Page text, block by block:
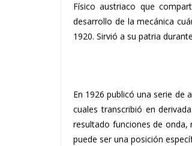
Físico austriaco que
desarrollo de la mecánica
1920. Sirvió a su patria
En 1926 publicó una serie de
cuales transcribió en
resultado funciones de onda,
puede ser una posición